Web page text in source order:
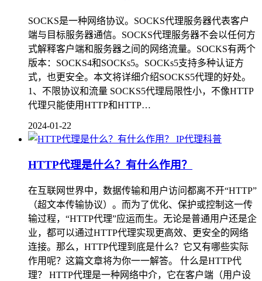
SOCKS是一种网络协议。SOCKS代理服务器代表客户
端与目标服务器通信。SOCKS代理服务器不会以任何方
式解释客户端和服务器之间的网络流量。SOCKS有两个
版本：SOCKS4和SOCKs5。SOCKs5支持多种认证方
式，也更安全。本文将详细介绍SOCKS5代理的好处。
1、不限协议和流量 SOCKS5代理局限性小，不像HTTP
代理只能使用HTTP和HTTP…
2024-01-22
IP代理科普
HTTP代理是什么？有什么作用？
在互联网世界中，数据传输和用户访问都离不开“HTTP”
（超文本传输协议）。而为了优化、保护或控制这一传
输过程，“HTTP代理”应运而生。无论是普通用户还是企
业，都可以通过HTTP代理实现更高效、更安全的网络
连接。那么，HTTP代理到底是什么？它又有哪些实际
作用呢？这篇文章将为你一一解答。 什么是HTTP代
理？ HTTP代理是一种网络中介，它在客户端（用户设